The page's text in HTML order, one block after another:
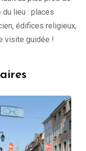
lieu : places
édifices religieux,
visite guidée !